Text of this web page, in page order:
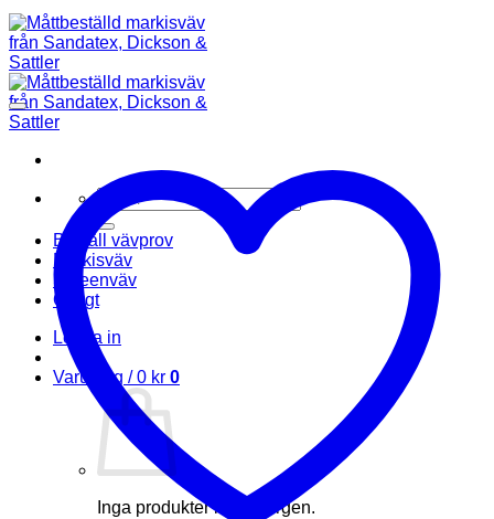
Sök
efter:
Beställ vävprov
Markisväv
Screenväv
Övrigt
Logga in
Varukorg /0 kr 0
Inga produkter i varukorgen.